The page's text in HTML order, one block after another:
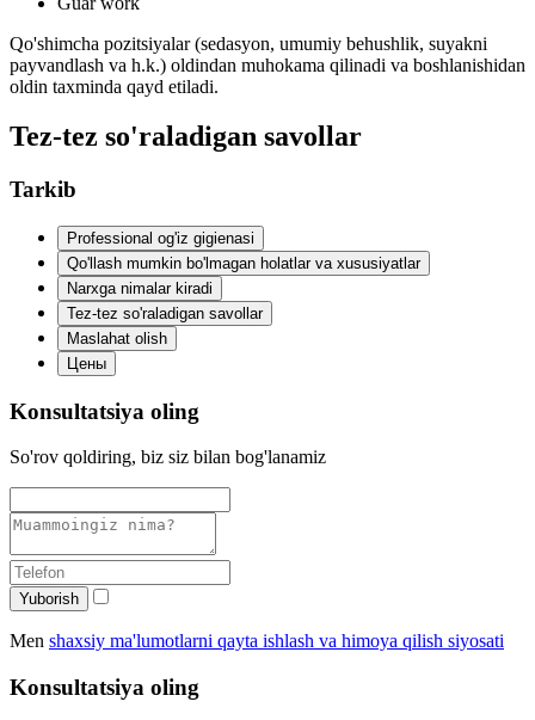
Qo'shimcha pozitsiyalar (sedasyon, umumiy behushlik, suyakni
payvandlash va h.k.) oldindan muhokama qilinadi va boshlanishidan
oldin taxminda qayd etiladi.
Tez-tez so'raladigan savollar
Tarkib
Professional og'iz gigienasi
Qo'llash mumkin bo'lmagan holatlar va xususiyatlar
Narxga nimalar kiradi
Tez-tez so'raladigan savollar
Maslahat olish
Цены
Konsultatsiya oling
So'rov qoldiring, biz siz bilan bog'lanamiz
Yuborish
Men shaxsiy ma'lumotlarni qayta ishlash va himoya qilish siyosati
Konsultatsiya oling